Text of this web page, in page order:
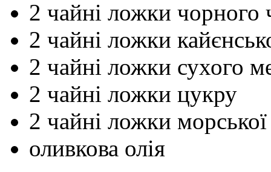
2 чайні ложки чорного
2 чайні ложки
2 чайні ложки сухого
2 чайні ложки цукру
2 чайні ложки морської
оливкова олія